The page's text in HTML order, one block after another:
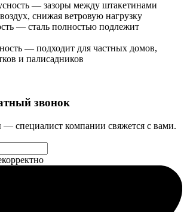
— зазоры между штакетинами
снижая ветровую нагрузку
— сталь полностью подлежит
— подходит для частных домов,
и палисадников
звонок
— специалист компании свяжется с вами.